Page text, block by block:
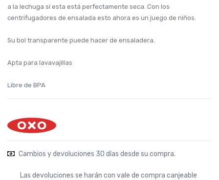
a la lechuga sí esta está perfectamente seca. Con los
centrifugadores de ensalada esto ahora es un juego de niños.
Su bol transparente puede hacer de ensaladera.
Apta para lavavajillas
Libre de BPA
Cambios y devoluciones 30 días desde su compra.
Las devoluciones se harán con vale de compra canjeable